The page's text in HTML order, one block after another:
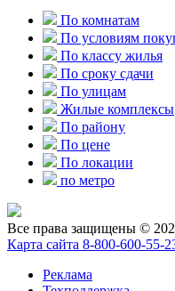
По комнатам
По условиям
По классу жилья
По сроку сдачи
По улицам
Жилые комплексы
По району
По цене
По локации
по метро
Все права защищены ©
Карта сайта 8-800-600-55-
Реклама